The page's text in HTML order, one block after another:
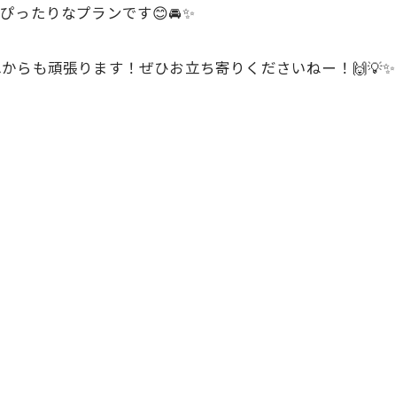
ったりなプランです😊🚘✨
らも頑張ります！ぜひお立ち寄りくださいねー！🙌💡✨